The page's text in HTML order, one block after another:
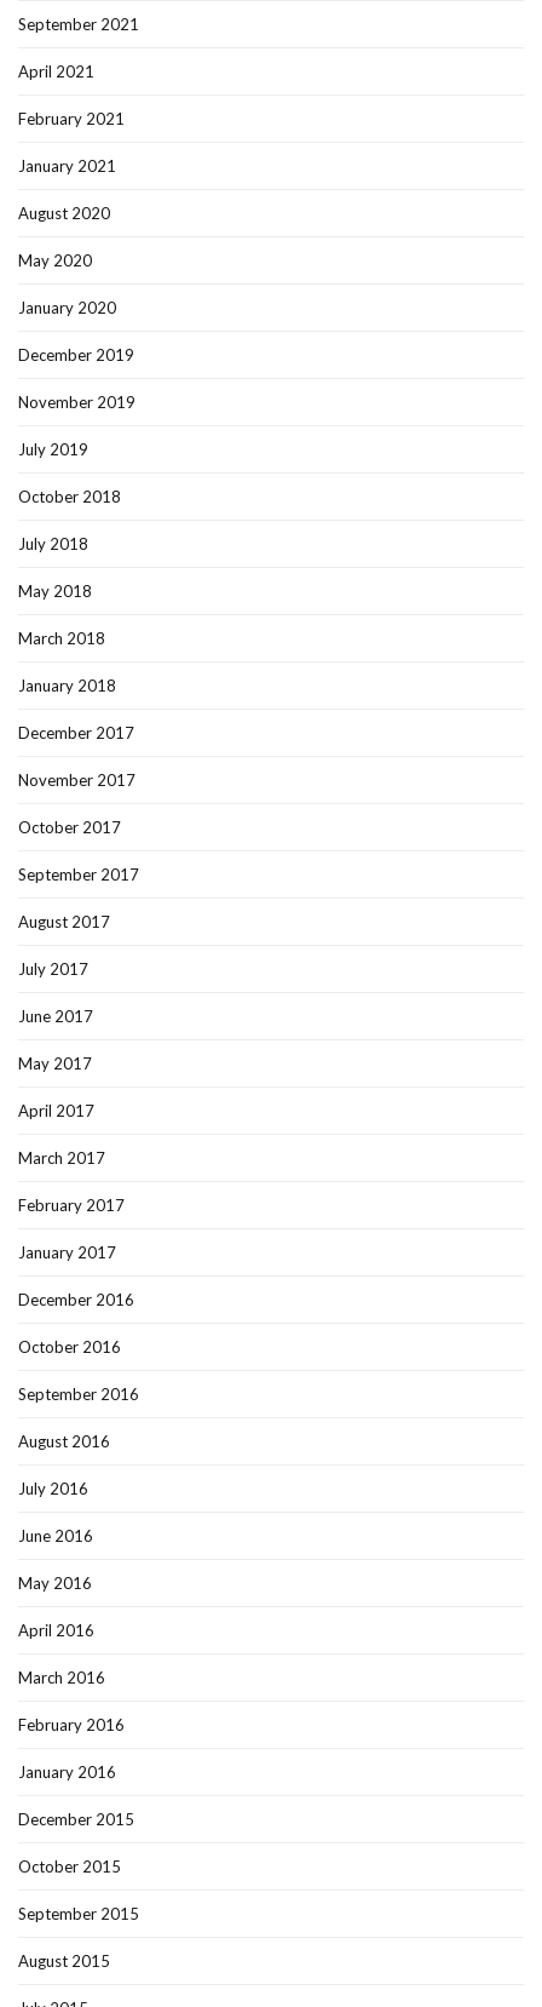
September 2021
April 2021
February 2021
January 2021
August 2020
May 2020
January 2020
December 2019
November 2019
July 2019
October 2018
July 2018
May 2018
March 2018
January 2018
December 2017
November 2017
October 2017
September 2017
August 2017
July 2017
June 2017
May 2017
April 2017
March 2017
February 2017
January 2017
December 2016
October 2016
September 2016
August 2016
July 2016
June 2016
May 2016
April 2016
March 2016
February 2016
January 2016
December 2015
October 2015
September 2015
August 2015